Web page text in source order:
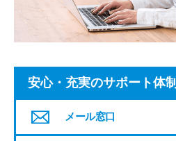
安心・充実のサポート体制
メール窓口